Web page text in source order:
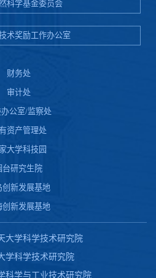
科学基金委员会
术奖励工作办公室
财务处
审计处
公室/监察处
资产管理处
大学科技园
台研究生院
创新发展基地
创新发展基地
大学科学技术研究院
学科学技术研究院
科学与工业技术研究院